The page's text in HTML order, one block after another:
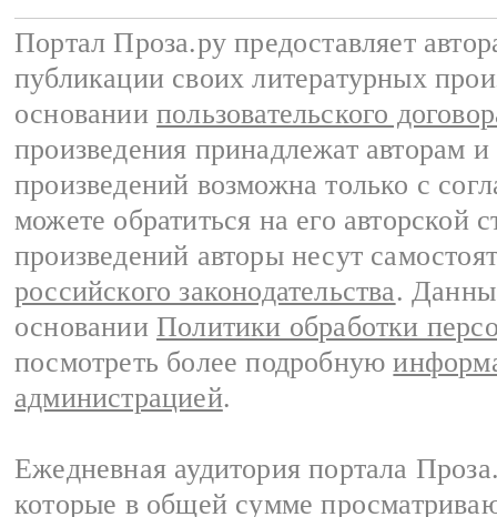
Портал Проза.ру предоставляет
публикации своих литературных
основании пользовательского
произведения принадлежат авторам
произведений возможна только с
можете обратиться на его авторской
произведений авторы несут
российского законодательства.
основании Политики обработки
посмотреть более подробную
администрацией.
Ежедневная аудитория портала
которые в общей сумме